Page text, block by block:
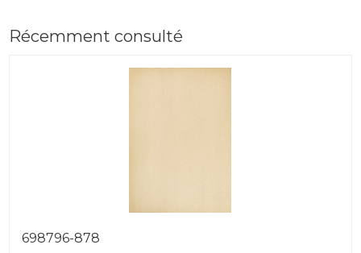
Récemment consulté
698796-878